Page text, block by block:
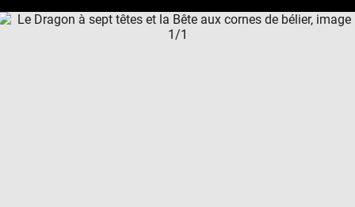
Download
Next
Previous